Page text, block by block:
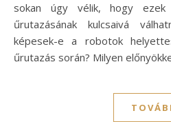
sokan úgy vélik, hogy
űrutazásának kulcsaivá
képesek-e a robotok
űrutazás során? Milyen